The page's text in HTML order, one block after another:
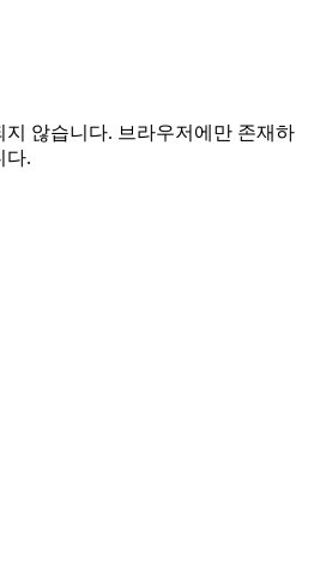
않습니다. 브라우저에만 존재하
다.